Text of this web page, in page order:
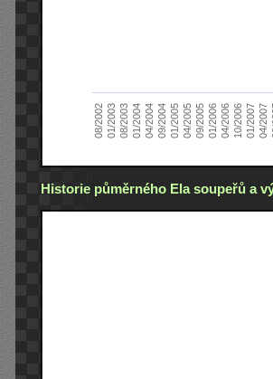
08/200201/200308/200301/200404/200409/200401/200504/200509/200501/200604/200610/200601/200704/2007
Historie půměrného Ela soupeřů a